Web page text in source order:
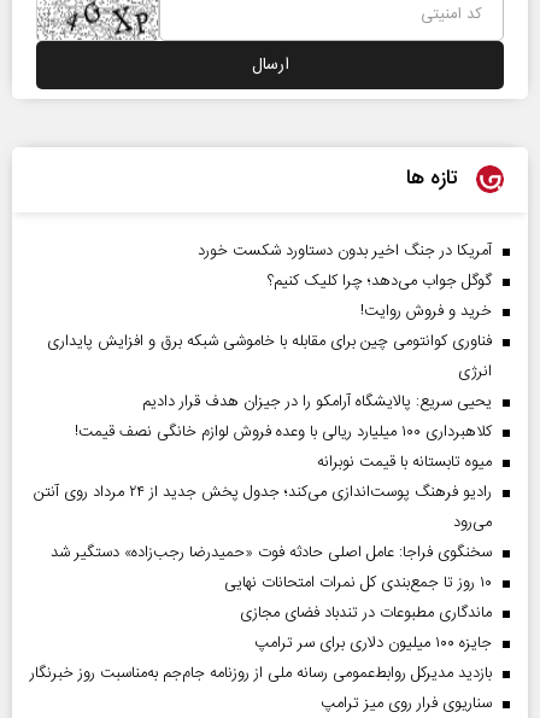
تازه ها
آمریکا در جنگ اخیر بدون دستاورد شکست خورد
گوگل جواب می‌دهد؛ چرا کلیک کنیم؟
خرید و فروش روایت!
فناوری کوانتومی چین برای مقابله با خاموشی شبکه برق و افزایش پایداری
انرژی
یحیی سریع: پالایشگاه آرامکو را در جیزان هدف قرار دادیم
کلاهبرداری ۱۰۰ میلیارد ریالی با وعده فروش لوازم خانگی نصف قیمت!
میوه تابستانه با قیمت نوبرانه
رادیو فرهنگ پوست‌اندازی می‌کند؛ جدول پخش جدید از ۲۴ مرداد روی آنتن
می‌رود
سخنگوی فراجا: عامل اصلی حادثه فوت «حمیدرضا رجب‌زاده» دستگیر شد
۱۰ روز تا جمع‌بندی کل نمرات امتحانات نهایی
ماندگاری مطبوعات در تندباد فضای مجازی
جایزه ۱۰۰ میلیون دلاری برای سر ترامپ
بازدید مدیرکل روابط‌عمومی رسانه ملی از روزنامه جام‌جم به‌مناسبت روز خبرنگار
سناریوی فرار روی میز ترامپ